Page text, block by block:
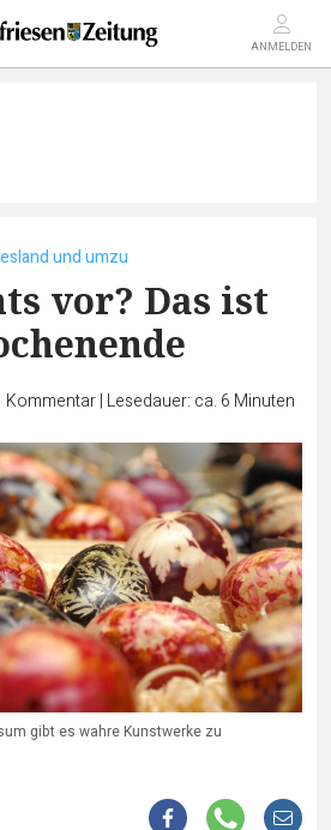
ANMELDEN
und umzu
vor? Das ist
Kommentar| Lesedauer: ca. 6 Minuten
gibt es wahre Kunstwerke zu